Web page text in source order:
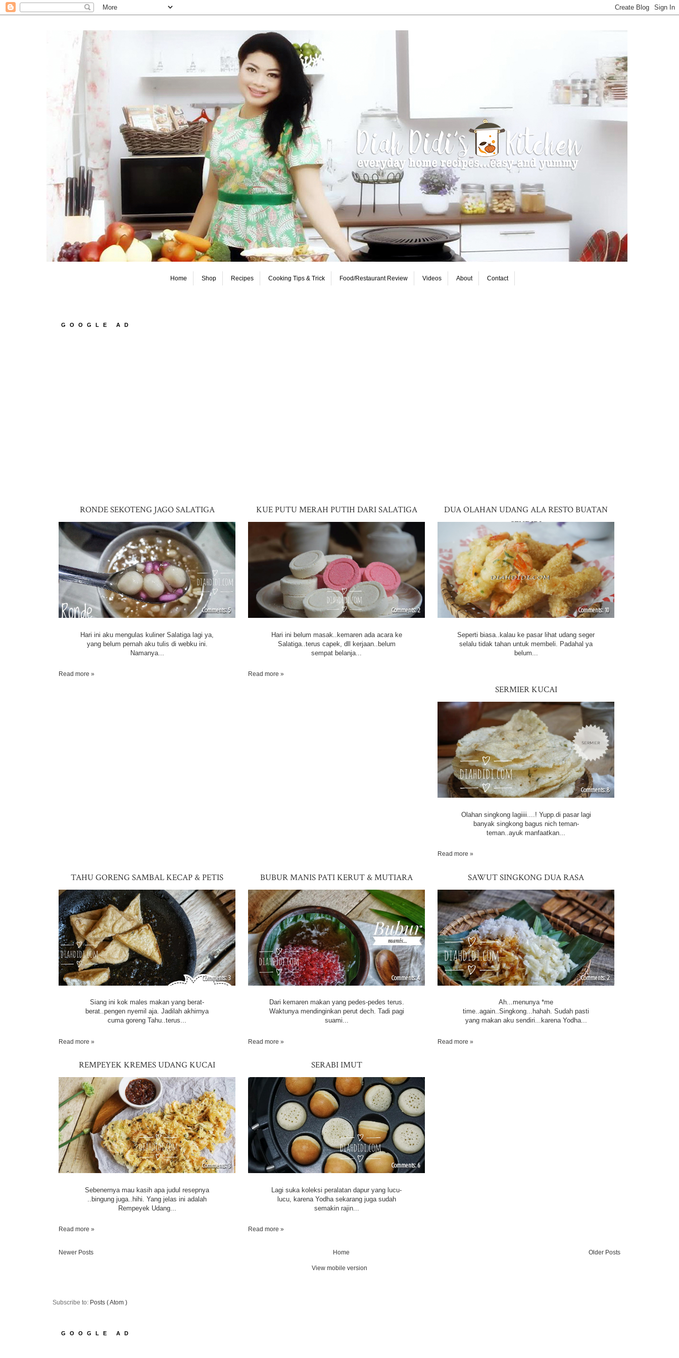
Home Shop Recipes Cooking Tips & Trick Food/Restaurant Review Videos About Contact
GOOGLE AD
RONDE SEKOTENG JAGO SALATIGA
Hari ini aku mengulas kuliner Salatiga lagi ya,
yang belum pernah aku tulis di webku ini.
Namanya...
5
Read more »
KUE PUTU MERAH PUTIH DARI SALATIGA
Hari ini belum masak..kemaren ada acara ke
Salatiga..terus capek, dll kerjaan..belum
sempat belanja...
2
Read more »
DUA OLAHAN UDANG ALA RESTO BUATAN
SENDIRI
Seperti biasa..kalau ke pasar lihat udang seger
selalu tidak tahan untuk membeli. Padahal ya
belum...
10
SERMIER KUCAI
Olahan singkong lagiiii....! Yupp.di pasar lagi
banyak singkong bagus nich teman-
teman..ayuk manfaatkan...
8
Read more »
TAHU GORENG SAMBAL KECAP & PETIS
Siang ini kok males makan yang berat-
berat..pengen nyemil aja. Jadilah akhirnya
cuma goreng Tahu..terus...
3
Read more »
BUBUR MANIS PATI KERUT & MUTIARA
Dari kemaren makan yang pedes-pedes terus.
Waktunya mendinginkan perut dech. Tadi pagi
suami...
4
Read more »
SAWUT SINGKONG DUA RASA
Ah...menunya *me
time..again..Singkong...hahah. Sudah pasti
yang makan aku sendiri...karena Yodha...
2
Read more »
REMPEYEK KREMES UDANG KUCAI
Sebenernya mau kasih apa judul resepnya
..bingung juga..hihi. Yang jelas ini adalah
Rempeyek Udang...
3
Read more »
SERABI IMUT
Lagi suka koleksi peralatan dapur yang lucu-
lucu, karena Yodha sekarang juga sudah
semakin rajin...
6
Read more »
Newer Posts Older Posts
Home
View mobile version
Subscribe to: Posts ( Atom )
GOOGLE AD